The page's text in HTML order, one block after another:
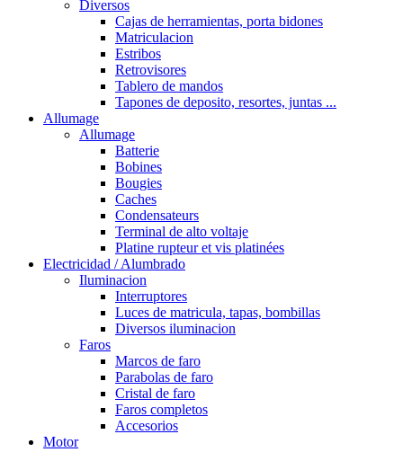
Diversos
Cajas de herramientas, porta bidones
Matriculacion
Estribos
Retrovisores
Tablero de mandos
Tapones de deposito, resortes, juntas ...
Allumage
Allumage
Batterie
Bobines
Bougies
Caches
Condensateurs
Terminal de alto voltaje
Platine rupteur et vis platinées
Electricidad / Alumbrado
Iluminacion
Interruptores
Luces de matricula, tapas, bombillas
Diversos iluminacion
Faros
Marcos de faro
Parabolas de faro
Cristal de faro
Faros completos
Accesorios
Motor